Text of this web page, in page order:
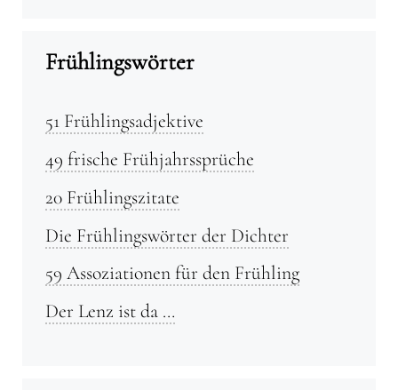
Frühlingswörter
51 Frühlingsadjektive
49 frische Frühjahrssprüche
20 Frühlingszitate
Die Frühlingswörter der Dichter
59 Assoziationen für den Frühling
Der Lenz ist da …